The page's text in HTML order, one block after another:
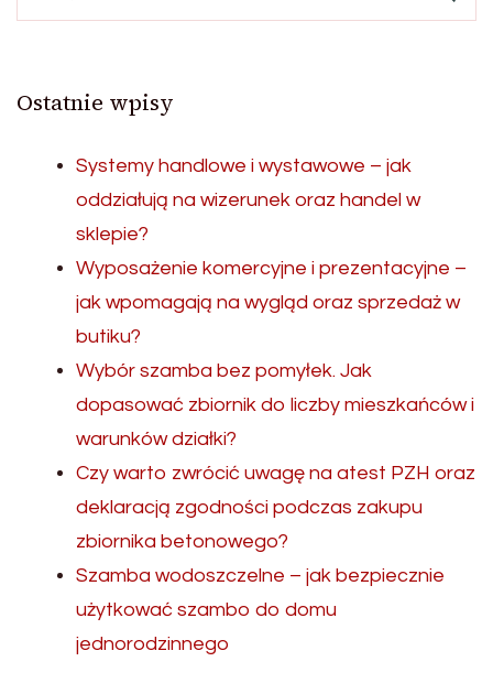
Ostatnie wpisy
Systemy handlowe i wystawowe – jak
oddziałują na wizerunek oraz handel w
sklepie?
Wyposażenie komercyjne i prezentacyjne –
jak wpomagają na wygląd oraz sprzedaż w
butiku?
Wybór szamba bez pomyłek. Jak
dopasować zbiornik do liczby mieszkańców i
warunków działki?
Czy warto zwrócić uwagę na atest PZH oraz
deklaracją zgodności podczas zakupu
zbiornika betonowego?
Szamba wodoszczelne – jak bezpiecznie
użytkować szambo do domu
jednorodzinnego